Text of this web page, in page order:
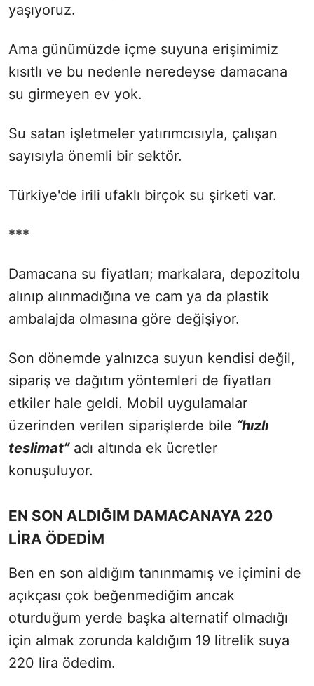
yaşıyoruz.
Ama günümüzde içme suyuna erişimimiz
kısıtlı ve bu nedenle neredeyse damacana
su girmeyen ev yok.
Su satan işletmeler yatırımcısıyla, çalışan
sayısıyla önemli bir sektör.
Türkiye'de irili ufaklı birçok su şirketi var.
***
Damacana su fiyatları; markalara, depozitolu
alınıp alınmadığına ve cam ya da plastik
ambalajda olmasına göre değişiyor.
Son dönemde yalnızca suyun kendisi değil,
sipariş ve dağıtım yöntemleri de fiyatları
etkiler hale geldi. Mobil uygulamalar
üzerinden verilen siparişlerde bile “hızlı
teslimat”adı altında ek ücretler
konuşuluyor.
EN SON ALDIĞIM DAMACANAYA 220
LİRA ÖDEDİM
Ben en son aldığım tanınmamış ve içimini de
açıkçası çok beğenmediğim ancak
oturduğum yerde başka alternatif olmadığı
için almak zorunda kaldığım 19 litrelik suya
220 lira ödedim.